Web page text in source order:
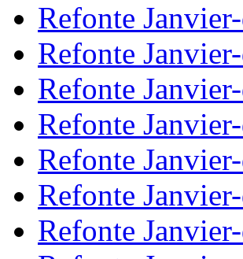
Refonte
Refonte
Refonte
Refonte
Refonte
Refonte
Refonte